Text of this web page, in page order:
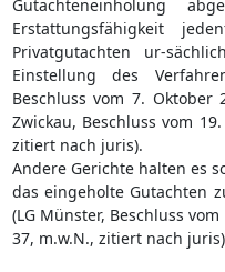
Gutachteneinholung
Erstattungsfähigkeit
Privatgutachten ur-
Einstellung des
Beschluss vom 7. Oktober
Zwickau, Beschluss vom
zitiert nach juris).
Andere Gerichte halten es
das eingeholte Gutachten
(LG Münster, Beschluss
37, m.w.N., zitiert nach